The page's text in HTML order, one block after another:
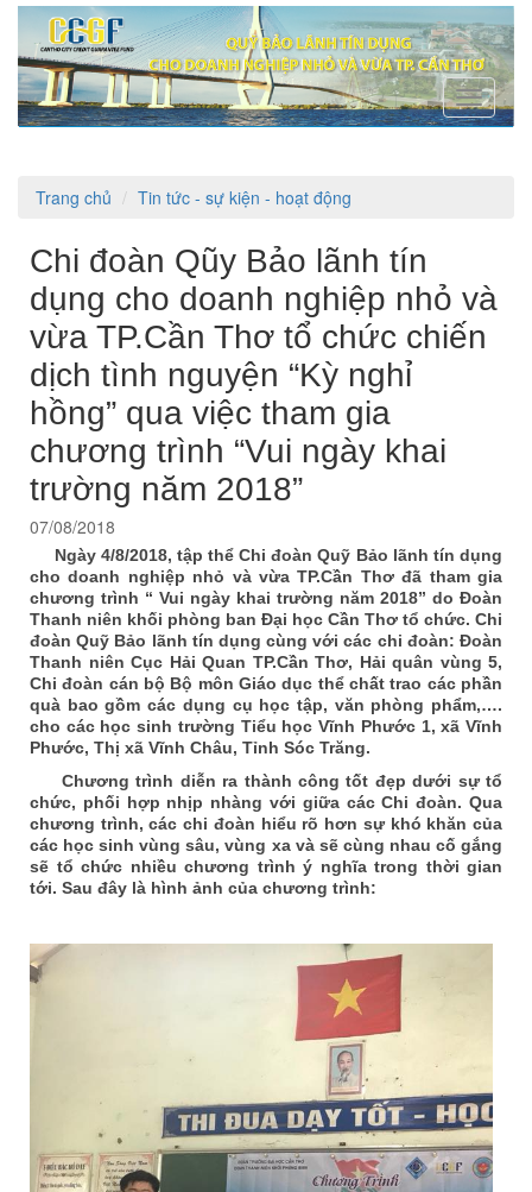
Toggle
Trang chủ Tin tức - sự kiện - hoạt động
Chi đoàn Qũy Bảo lãnh tín
dụng cho doanh nghiệp nhỏ và
vừa TP.Cần Thơ tổ chức chiến
dịch tình nguyện “Kỳ nghỉ
hồng” qua việc tham gia
chương trình “Vui ngày khai
trường năm 2018”
07/08/2018
Ngày 4/8/2018, tập thể Chi đoàn Quỹ Bảo lãnh tín dụng
cho doanh nghiệp nhỏ và vừa TP.Cần Thơ đã tham gia
chương trình “ Vui ngày khai trường năm 2018” do Đoàn
Thanh niên khối phòng ban Đại học Cần Thơ tổ chức. Chi
đoàn Quỹ Bảo lãnh tín dụng cùng với các chi đoàn: Đoàn
Thanh niên Cục Hải Quan TP.Cần Thơ, Hải quân vùng 5,
Chi đoàn cán bộ Bộ môn Giáo dục thể chất trao các phần
quà bao gồm các dụng cụ học tập, văn phòng phẩm,….
cho các học sinh trường Tiểu học Vĩnh Phước 1, xã Vĩnh
Phước, Thị xã Vĩnh Châu, Tỉnh Sóc Trăng.
Chương trình diễn ra thành công tốt đẹp dưới sự tổ
chức, phối hợp nhịp nhàng với giữa các Chi đoàn. Qua
chương trình, các chi đoàn hiểu rõ hơn sự khó khăn của
các học sinh vùng sâu, vùng xa và sẽ cùng nhau cố gắng
sẽ tổ chức nhiều chương trình ý nghĩa trong thời gian
tới. Sau đây là hình ảnh của chương trình: